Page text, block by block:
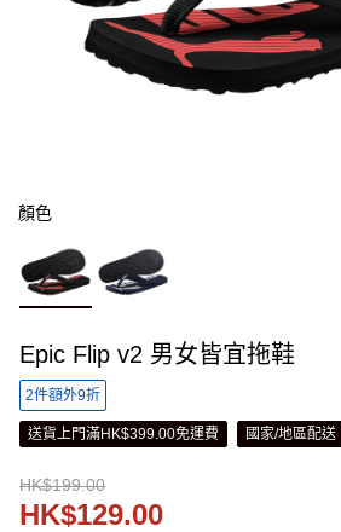
顏色
Epic Flip v2 男女皆宜拖鞋
2件額外9折
送貨上門滿HK$399.00免運費 國家/地區配送
HK$199.00
HK$129.00